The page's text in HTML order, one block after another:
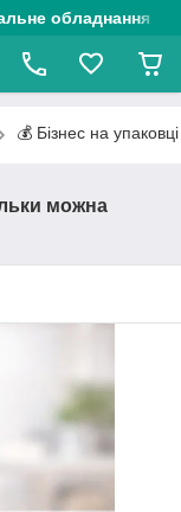
обладнання
💰 Бізнес на
можна